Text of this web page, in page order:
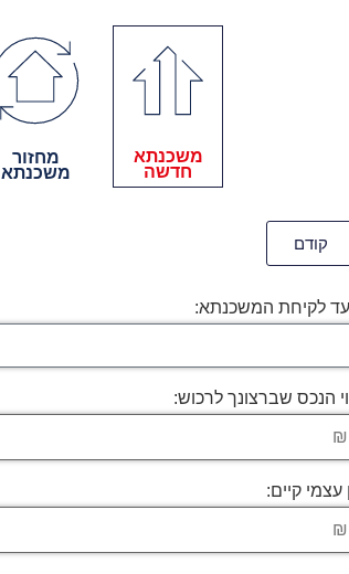
משכנתא
חדשה
מחזור
משכנתא
קודם
לקיחת המשכנתא:
הנכס שברצונך לרכוש:
עצמי קיים: